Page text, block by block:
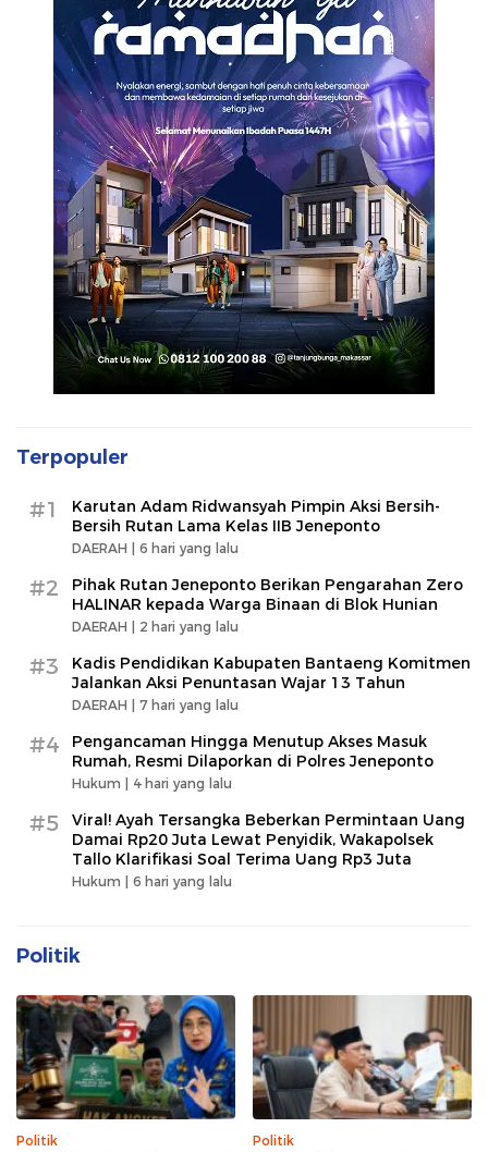
Terpopuler
#1
Karutan Adam Ridwansyah Pimpin Aksi Bersih-
Bersih Rutan Lama Kelas IIB Jeneponto
DAERAH | 6 hari yang lalu
#2
Pihak Rutan Jeneponto Berikan Pengarahan Zero
HALINAR kepada Warga Binaan di Blok Hunian
DAERAH | 2 hari yang lalu
#3
Kadis Pendidikan Kabupaten Bantaeng Komitmen
Jalankan Aksi Penuntasan Wajar 13 Tahun
DAERAH | 7 hari yang lalu
#4
Pengancaman Hingga Menutup Akses Masuk
Rumah, Resmi Dilaporkan di Polres Jeneponto
Hukum | 4 hari yang lalu
#5
Viral! Ayah Tersangka Beberkan Permintaan Uang
Damai Rp20 Juta Lewat Penyidik, Wakapolsek
Tallo Klarifikasi Soal Terima Uang Rp3 Juta
Hukum | 6 hari yang lalu
Politik
Politik Politik